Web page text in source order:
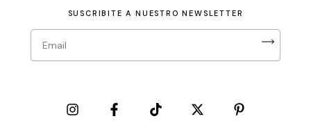
SUSCRIBITE A NUESTRO NEWSLETTER